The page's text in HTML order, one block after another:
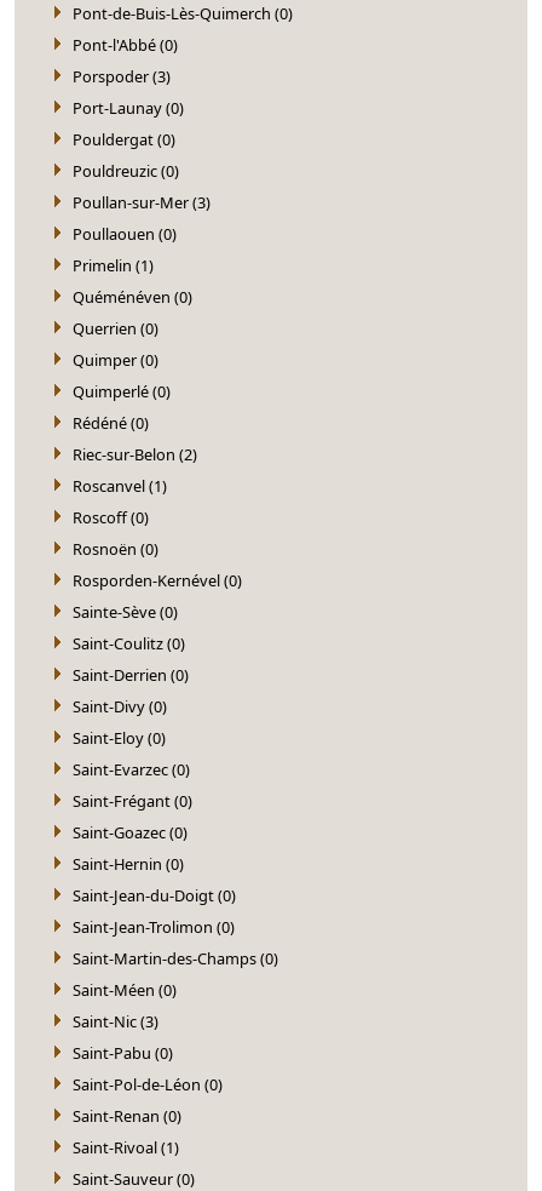
Pont-de-Buis-Lès-Quimerch (0)
Pont-l'Abbé (0)
Porspoder (3)
Port-Launay (0)
Pouldergat (0)
Pouldreuzic (0)
Poullan-sur-Mer (3)
Poullaouen (0)
Primelin (1)
Quéménéven (0)
Querrien (0)
Quimper (0)
Quimperlé (0)
Rédéné (0)
Riec-sur-Belon (2)
Roscanvel (1)
Roscoff (0)
Rosnoën (0)
Rosporden-Kernével (0)
Sainte-Sève (0)
Saint-Coulitz (0)
Saint-Derrien (0)
Saint-Divy (0)
Saint-Eloy (0)
Saint-Evarzec (0)
Saint-Frégant (0)
Saint-Goazec (0)
Saint-Hernin (0)
Saint-Jean-du-Doigt (0)
Saint-Jean-Trolimon (0)
Saint-Martin-des-Champs (0)
Saint-Méen (0)
Saint-Nic (3)
Saint-Pabu (0)
Saint-Pol-de-Léon (0)
Saint-Renan (0)
Saint-Rivoal (1)
Saint-Sauveur (0)